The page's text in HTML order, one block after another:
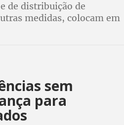
de distribuição de
medidas, colocam em
sem
para